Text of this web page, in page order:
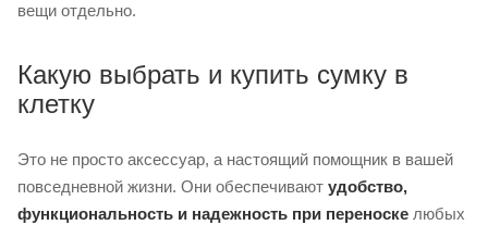
вещи отдельно.
Какую выбрать и купить сумку в
клетку
Это не просто аксессуар, а настоящий помощник в вашей
повседневной жизни. Они обеспечивают удобство,
функциональность и надежность при переноске любых